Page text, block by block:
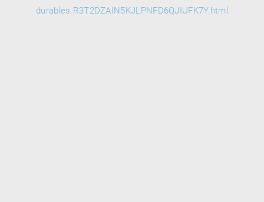
durables.R3T2DZAIN5KJLPNFD6QJIUFK7Y.html